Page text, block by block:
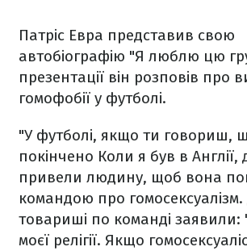
Патріс Евра представив свою
автобіографію "Я люблю цю
презентації він розповів про
гомофобії у футболі.
"У футболі, якщо ти говориш,
покінчено Коли я був в Англії,
привели людину, щоб вона
командою про гомосексуалізм.
товариші по команді заявили:
моєї релігії. Якщо